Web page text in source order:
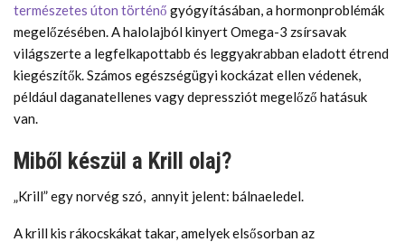
természetes úton történő gyógyításában, a hormonproblémák
megelőzésében. A halolajból kinyert Omega-3 zsírsavak
világszerte a legfelkapottabb és leggyakrabban eladott étrend
kiegészítők. Számos egészségügyi kockázat ellen védenek,
például daganatellenes vagy depressziót megelőző hatásuk
van.
Miből készül a Krill olaj?
„Krill” egy norvég szó, annyit jelent: bálnaeledel.
A krill kis rákocskákat takar, amelyek elsősorban az